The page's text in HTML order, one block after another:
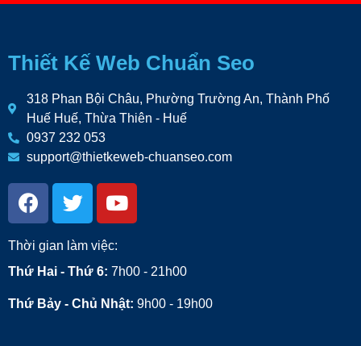
Thiết Kế Web Chuẩn Seo
318 Phan Bội Châu, Phường Trường An, Thành Phố
Huế Huế, Thừa Thiên - Huế
0937 232 053
support@thietkeweb-chuanseo.com
Thời gian làm việc:
Thứ Hai - Thứ 6: 7h00 - 21h00
Thứ Bảy - Chủ Nhật: 9h00 - 19h00